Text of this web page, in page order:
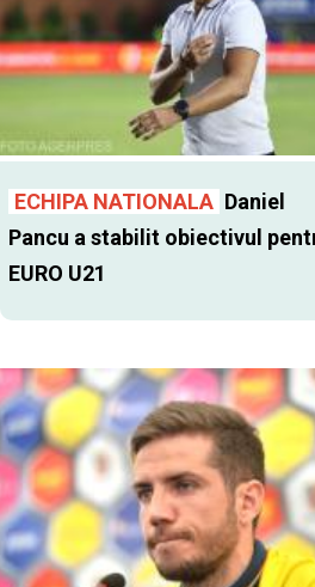
ECHIPA NATIONALA Daniel
Pancu a stabilit obiectivul
EURO U21